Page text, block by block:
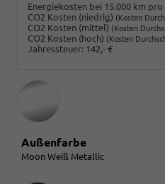
Energiekosten bei 15.000 km pro
CO2 Kosten (niedrig) (Kosten
CO2 Kosten (mittel) (Kosten
CO2 Kosten (hoch) (Kosten
Jahressteuer: 142,- €
Außenfarbe
Moon Weiß Metallic